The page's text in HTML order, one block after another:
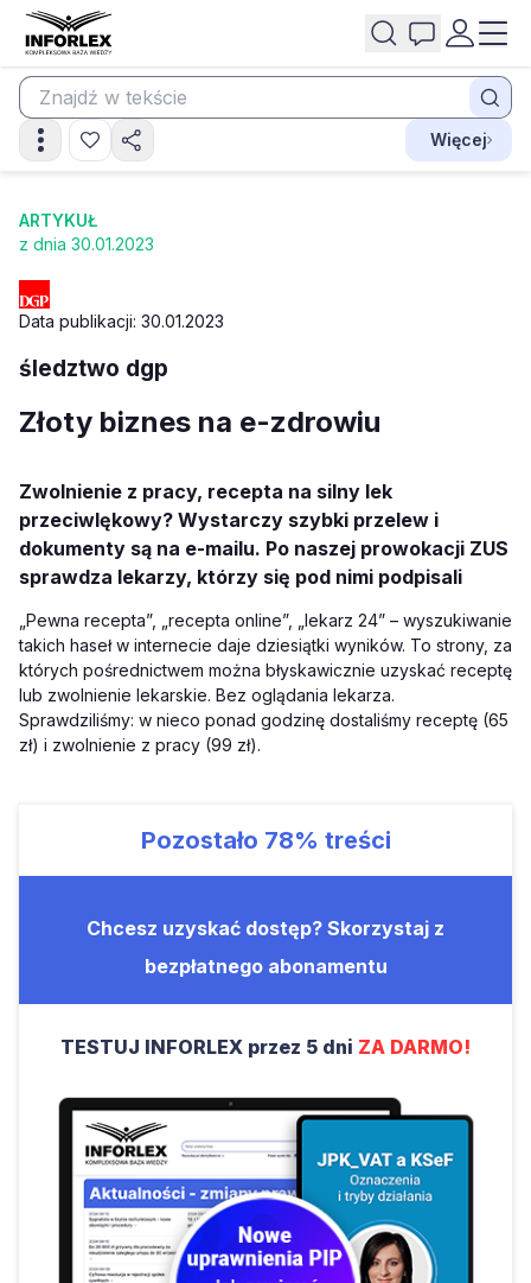
Więcej
ARTYKUŁ
z dnia 30.01.2023
Data publikacji: 30.01.2023
śledztwo dgp
Złoty biznes na e-zdrowiu
Zwolnienie z pracy, recepta na silny lek
przeciwlękowy? Wystarczy szybki przelew i
dokumenty są na e-mailu. Po naszej prowokacji ZUS
sprawdza lekarzy, którzy się pod nimi podpisali
„Pewna recepta”, „recepta online”, „lekarz 24” – wyszukiwanie
takich haseł w internecie daje dziesiątki wyników. To strony, za
których pośrednictwem można błyskawicznie uzyskać receptę
lub zwolnienie lekarskie. Bez oglądania lekarza.
Sprawdziliśmy: w nieco ponad godzinę dostaliśmy receptę (65
zł) i zwolnienie z pracy (99 zł).
Pozostało 78% treści
Chcesz uzyskać dostęp? Skorzystaj z
bezpłatnego abonamentu
TESTUJ INFORLEX przez 5 dni ZA DARMO!